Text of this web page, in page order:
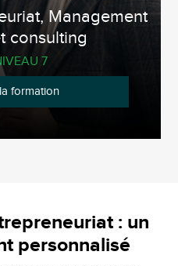
Management
consulting
7
formation
: un
personnalisé